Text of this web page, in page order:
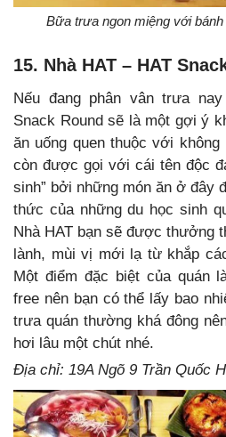
Bữa trưa ngon miệng với
15. Nhà HAT – HAT
Nếu đang phân vân trưa
Snack Round sẽ là một gợi ý
ăn uống quen thuộc với
còn được gọi với cái tên độc
sinh” bởi những món ăn ở đây
thức của những du học sinh
Nhà HAT bạn sẽ được thưởng
lành, mùi vị mới lạ từ khắp
Một điểm đặc biệt của quán
free nên bạn có thể lấy bao
trưa quán thường khá đông
hơi lâu một chút nhé.
Địa chỉ: 19A Ngõ 9 Trần Quốc